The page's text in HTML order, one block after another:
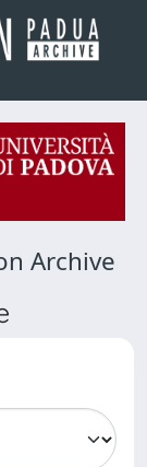
Archive